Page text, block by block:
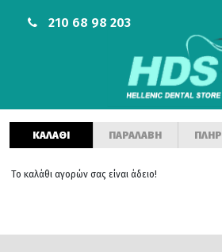
210 68 98 203
ΚΑΛΑΘΙ ΠΑΡΑΛΑΒΗ
Το καλάθι αγορών σας είναι άδειο!